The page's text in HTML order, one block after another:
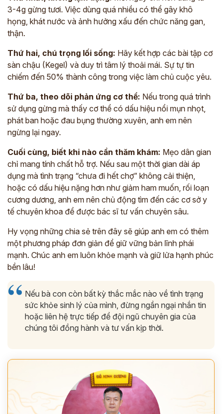
3-4g gừng tươi. Việc dùng quá nhiều có thể gây khô
họng, khát nước và ảnh hưởng xấu đến chức năng gan,
thận.
Thứ hai, chú trọng lối sống: Hãy kết hợp các bài tập cơ
sàn chậu (Kegel) và duy trì tâm lý thoải mái. Sự tự tin
chiếm đến 50% thành công trong việc làm chủ cuộc yêu.
Thứ ba, theo dõi phản ứng cơ thể: Nếu trong quá trình
sử dụng gừng mà thấy cơ thể có dấu hiệu nổi mụn nhọt,
phát ban hoặc đau bụng thường xuyên, anh em nên
ngừng lại ngay.
Cuối cùng, biết khi nào cần thăm khám: Mẹo dân gian
chỉ mang tính chất hỗ trợ. Nếu sau một thời gian dài áp
dụng mà tình trạng “chưa đi hết chợ” không cải thiện,
hoặc có dấu hiệu nặng hơn như giảm ham muốn, rối loạn
cương dương, anh em nên chủ động tìm đến các cơ sở y
tế chuyên khoa để được bác sĩ tư vấn chuyên sâu.
Hy vọng những chia sẻ trên đây sẽ giúp anh em có thêm
một phương pháp đơn giản để giữ vững bản lĩnh phái
mạnh. Chúc anh em luôn khỏe mạnh và giữ lửa hạnh phúc
bền lâu!
Nếu bà con còn bất kỳ thắc mắc nào về tình trạng
sức khỏe sinh lý của mình, đừng ngần ngại nhắn tin
hoặc liên hệ trực tiếp để đội ngũ chuyên gia của
chúng tôi đồng hành và tư vấn kịp thời.
ĐĂNG KÝ TƯ VẤN
THĂM KHÁM
CÙNG CHUYÊN GIA Y HỌC CỔ TRUYỀN
*
*
ĐĂNG KÝ TƯ VẤN »
ĐĂNG KÝ ĐẾN KHÁM TRỰC TIẾP
Thông tin của bạn được bảo mật và chỉ sử dụng cho mục đích tư vấn.